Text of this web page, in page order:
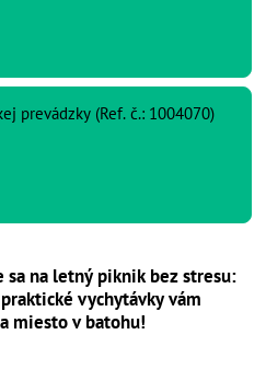
Údržbár / Operátor technickej prevádzky (Ref. č.: 1004070)
sa na letný piknik bez stresu:
vychytávky vám
miesto v batohu!